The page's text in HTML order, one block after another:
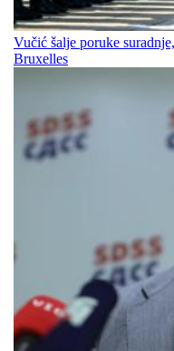
Vučić šalje poruke
Bruxelles